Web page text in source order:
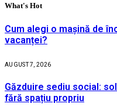
What's Hot
Cum alegi o mașină de
vacanței?
AUGUST 7, 2026
Găzduire sediu social:
fără spațiu propriu